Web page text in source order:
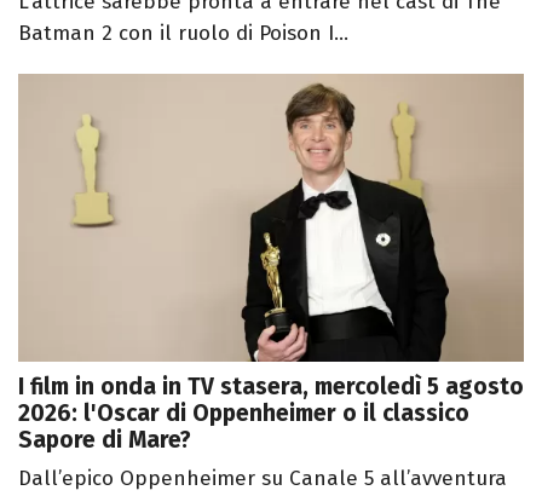
Batman 2 con il ruolo di Poison I...
I film in onda in TV stasera, mercoledì 5 agosto
2026: l'Oscar di Oppenheimer o il classico
Sapore di Mare?
Dall’epico Oppenheimer su Canale 5 all’avventura